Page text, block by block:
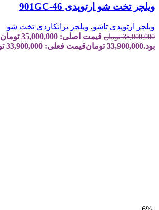
ویلچر تخت شو ارتوپدی 901GC-46
ویلچر ارتوپدی تاشو, ویلچر برانکاردی تخت شو
35,000,000 تومان
قیمت اصلی: 35,000,000 تومان
بود.33,900,000 تومانقیمت فعلی: 33,900,000 تومان.